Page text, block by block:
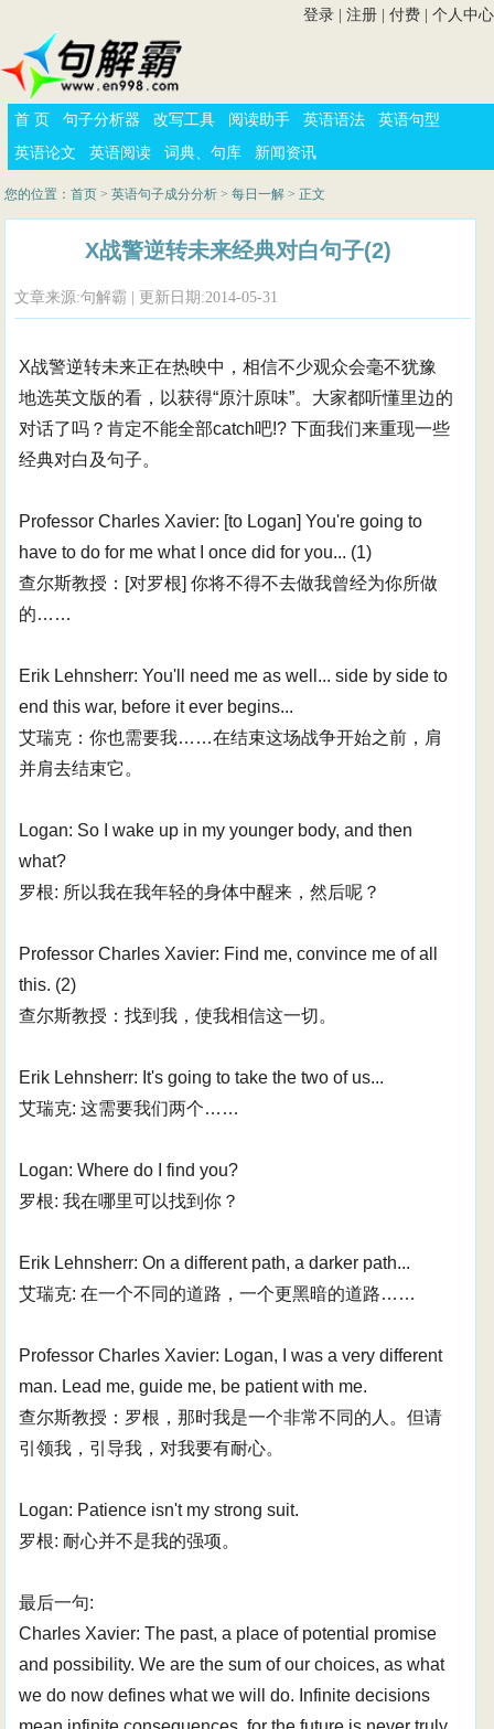
登录 注册 付费 个人中心
首 页 句子分析器 改写工具 阅读助手 英语语法
英语句型
英语论文
英语阅读 词典、句库 新闻资讯
您的位置：首页 >英语句子成分分析 > 每日一解 > 正文
X战警逆转未来经典对白句子(2)
文章来源:句解霸 | 更新日期:2014-05-31
X战警逆转未来正在热映中，相信不少观众会毫不犹豫
地选英文版的看，以获得“原汁原味”。大家都听懂里边的
对话了吗？肯定不能全部catch吧!? 下面我们来重现一些
经典对白及句子。
Professor Charles Xavier: [to Logan] You're going to
have to do for me what I once did for you... (1)
查尔斯教授：[对罗根] 你将不得不去做我曾经为你所做
的……
Erik Lehnsherr: You'll need me as well... side by side to
end this war, before it ever begins...
艾瑞克：你也需要我……在结束这场战争开始之前，肩
并肩去结束它。
Logan: So I wake up in my younger body, and then
what?
罗根: 所以我在我年轻的身体中醒来，然后呢？
Professor Charles Xavier: Find me, convince me of all
this. (2)
查尔斯教授：找到我，使我相信这一切。
Erik Lehnsherr: It's going to take the two of us...
艾瑞克: 这需要我们两个……
Logan: Where do I find you?
罗根: 我在哪里可以找到你？
Erik Lehnsherr: On a different path, a darker path...
艾瑞克: 在一个不同的道路，一个更黑暗的道路……
Professor Charles Xavier: Logan, I was a very different
man. Lead me, guide me, be patient with me.
查尔斯教授：罗根，那时我是一个非常不同的人。但请
引领我，引导我，对我要有耐心。
Logan: Patience isn't my strong suit.
罗根: 耐心并不是我的强项。
最后一句:
Charles Xavier: The past, a place of potential promise
and possibility. We are the sum of our choices, as what
we do now defines what we will do. Infinite decisions